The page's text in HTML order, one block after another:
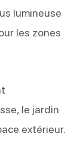
lumineuse
les zones
le jardin
extérieur.